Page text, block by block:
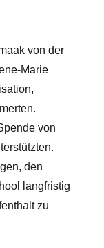
von der
Marie
von
den
langfristig
zu